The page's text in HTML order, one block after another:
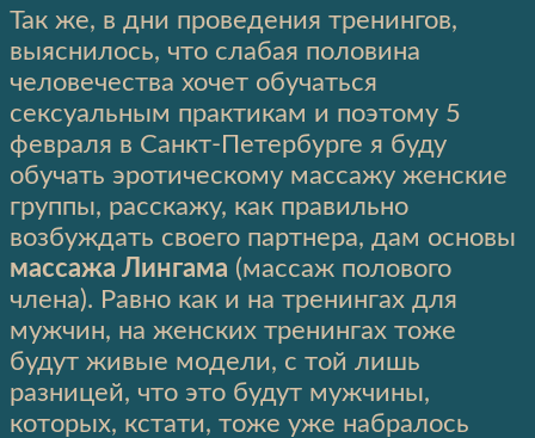
Так же, в дни проведения тренингов,
выяснилось, что слабая половина
человечества хочет обучаться
сексуальным практикам и поэтому 5
февраля в Санкт-Петербурге я буду
обучать эротическому массажу женские
группы, расскажу, как правильно
возбуждать своего партнера, дам основы
массажа Лингама (массаж полового
члена). Равно как и на тренингах для
мужчин, на женских тренингах тоже
будут живые модели, с той лишь
разницей, что это будут мужчины,
которых, кстати, тоже уже набралось